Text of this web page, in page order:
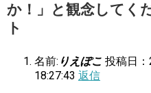
か！」と観念してく
ト
名前: りえぽこ 投稿日
18:27:43 返信